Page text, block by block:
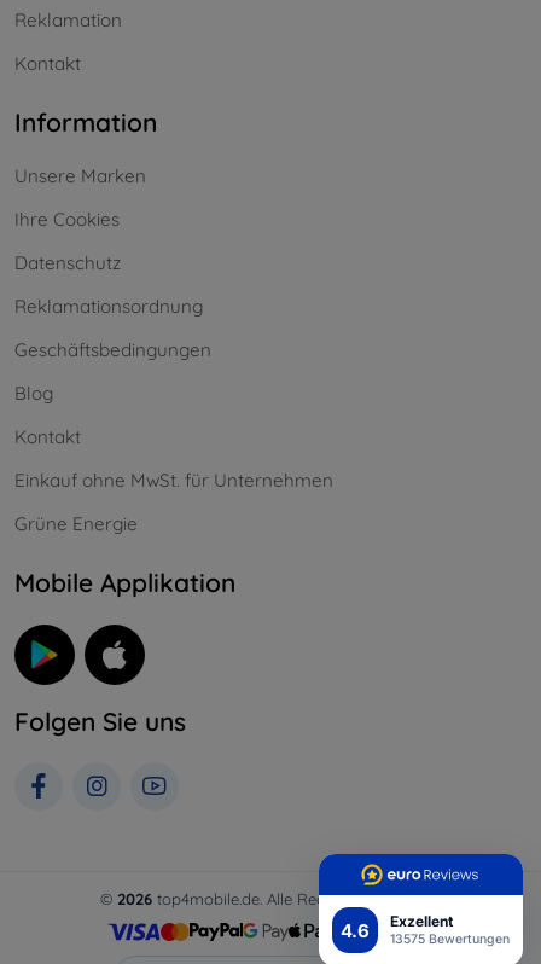
4.6 Exzellent
13575 Bewertungen
Reklamation
Kontakt
Information
Unsere Marken
Ihre Cookies
Datenschutz
Reklamationsordnung
Geschäftsbedingungen
Blog
Kontakt
Einkauf ohne MwSt. für Unternehmen
Grüne Energie
Mobile Applikation
Folgen Sie uns
© 2026 top4mobile.de. Alle Rechte vorbehalten.